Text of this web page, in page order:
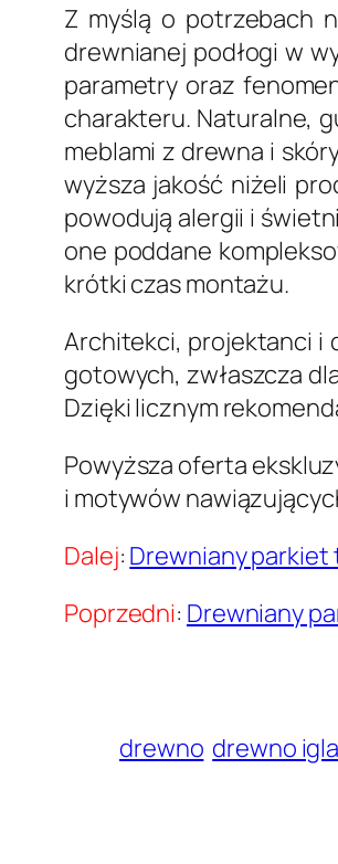
Z myślą o potrzebach
drewnianej podłogi w
parametry oraz
charakteru. Naturalne,
meblami z drewna i
wyższa jakość niżeli
powodują alergii i
one poddane
krótki czas montażu.
Architekci, projektanci i
gotowych, zwłaszcza
Dzięki licznym
Powyższa oferta
i motywów
Dalej: Drewniany parkiet
Poprzedni: Drewniany
drewno drewno